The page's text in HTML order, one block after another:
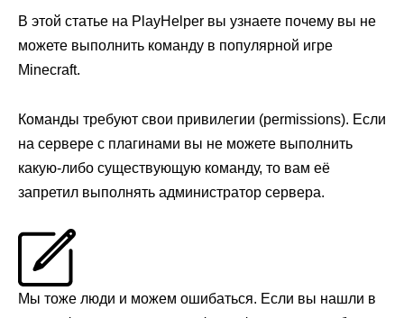
В этой статье на PlayHelper вы узнаете почему вы не
можете выполнить команду в популярной игре
Minecraft.
Команды требуют свои привилегии (permissions). Если
на сервере с плагинами вы не можете выполнить
какую-либо существующую команду, то вам её
запретил выполнять администратор сервера.
Мы тоже люди и можем ошибаться. Если вы нашли в